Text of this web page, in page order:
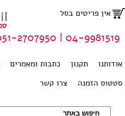
אין פריטים בסל
אודותנו תקנון כתבות ומאמרים
סטטוס הזמנה
צרו קשר
04-9981519 | 051-2707950